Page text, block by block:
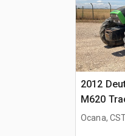
2012
M620
Ocana,